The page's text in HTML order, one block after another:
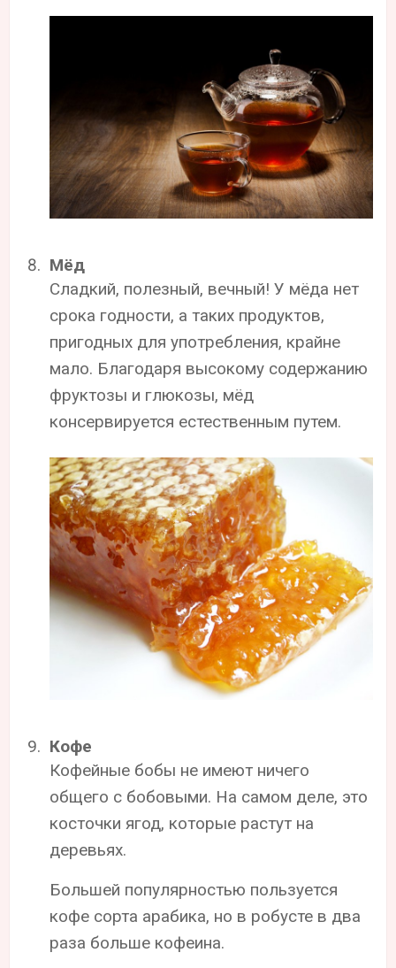
Мёд
Сладкий, полезный, вечный! У мёда нет
срока годности, а таких продуктов,
пригодных для употребления, крайне
мало. Благодаря высокому содержанию
фруктозы и глюкозы, мёд
консервируется естественным путем.
Кофе
Кофейные бобы не имеют ничего
общего с бобовыми. На самом деле, это
косточки ягод, которые растут на
деревьях.
Большей популярностью пользуется
кофе сорта арабика, но в робусте в два
раза больше кофеина.